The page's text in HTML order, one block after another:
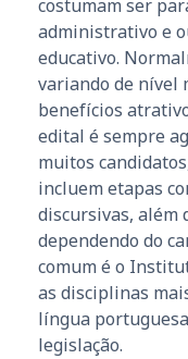
costumam ser
administrativo e
educativo.
variando de nível
benefícios
edital é sempre
muitos
incluem etapas
discursivas, além
dependendo do
comum é o
as disciplinas
língua
legislação.